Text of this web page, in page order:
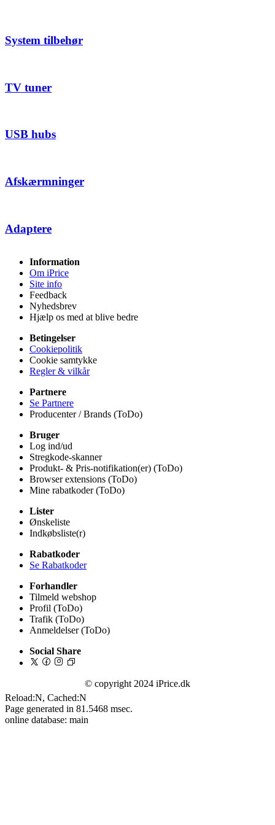
System tilbehør
TV tuner
USB hubs
Afskærmninger
Adaptere
Information
Om iPrice
Site info
Feedback
Nyhedsbrev
Hjælp os med at blive bedre
Betingelser
Cookiepolitik
Cookie samtykke
Regler & vilkår
Partnere
Se Partnere
Producenter / Brands (ToDo)
Bruger
Log ind/ud
Stregkode-skanner
Produkt- & Pris-notifikation(er) (ToDo)
Browser extensions (ToDo)
Mine rabatkoder (ToDo)
Lister
Ønskeliste
Indkøbsliste(r)
Rabatkoder
Se Rabatkoder
Forhandler
Tilmeld webshop
Profil (ToDo)
Trafik (ToDo)
Anmeldelser (ToDo)
Social Share
© copyright 2024 iPrice.dk
Reload:N, Cached:N
Page generated in 81.5468 msec.
online database: main